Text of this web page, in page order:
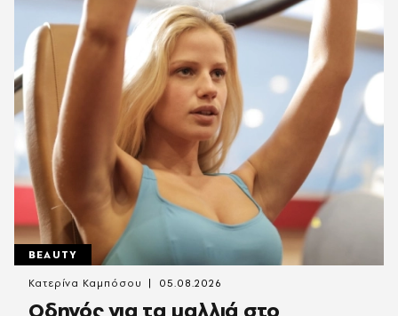
BEAUTY
Οδηγός για τα μαλλιά στο
Κατερίνα Καμπόσου 05.08.2026